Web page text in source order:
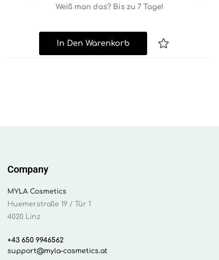
Weiß man das? Bis zu 7 Tage!
In Den Warenkorb
Company
MYLA Cosmetics
Huemerstraße 19 / Tür 1
4020 Linz
+43 650 9946562
support@myla-cosmetics.at